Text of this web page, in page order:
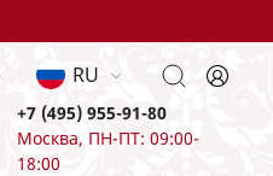
RU
+7 (495) 955-91-80
Москва, ПН-ПТ: 09:00-
18:00